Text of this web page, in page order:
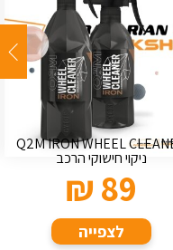
Q2M IRON WHEEL
ניקוי חישוקי הרכב
89
₪
לצפייה